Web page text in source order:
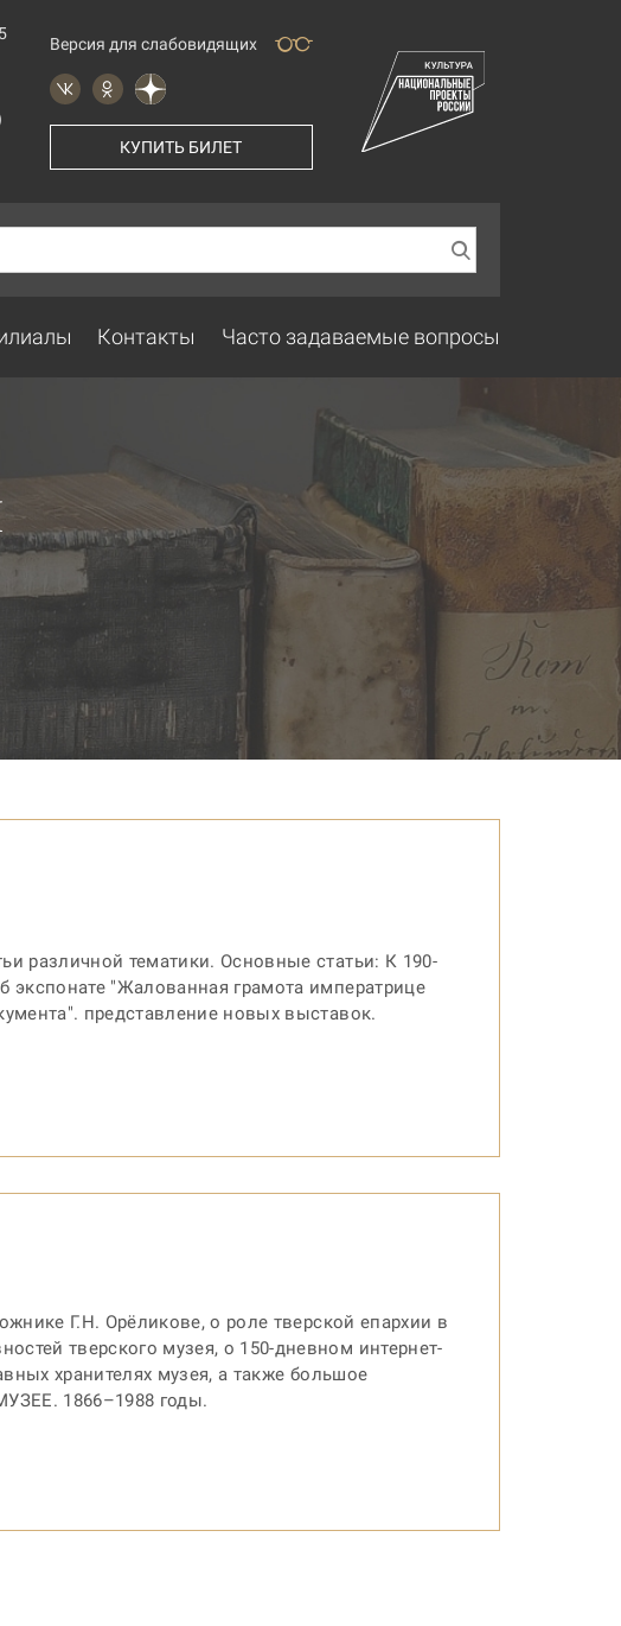
Версия для слабовидящих
КУПИТЬ БИЛЕТ
Контакты Часто задаваемые вопросы
различной тематики. Основные статьи: К 190-
"Жалованная грамота императрице
представление новых выставок.
Г.Н. Орёликове, о роле тверской епархии в
тверского музея, о 150-дневном интернет-
хранителях музея, а также большое
1866–1988 годы.